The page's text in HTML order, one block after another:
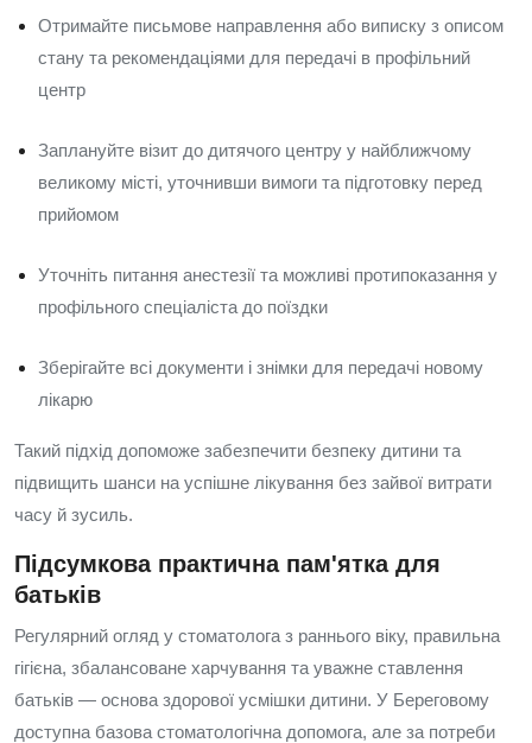
Отримайте письмове направлення або виписку з описом
стану та рекомендаціями для передачі в профільний
центр
Заплануйте візит до дитячого центру у найближчому
великому місті, уточнивши вимоги та підготовку перед
прийомом
Уточніть питання анестезії та можливі протипоказання у
профільного спеціаліста до поїздки
Зберігайте всі документи і знімки для передачі новому
лікарю
Такий підхід допоможе забезпечити безпеку дитини та
підвищить шанси на успішне лікування без зайвої витрати
часу й зусиль.
Підсумкова практична пам'ятка для
батьків
Регулярний огляд у стоматолога з раннього віку, правильна
гігієна, збалансоване харчування та уважне ставлення
батьків — основа здорової усмішки дитини. У Береговому
доступна базова стоматологічна допомога, але за потреби